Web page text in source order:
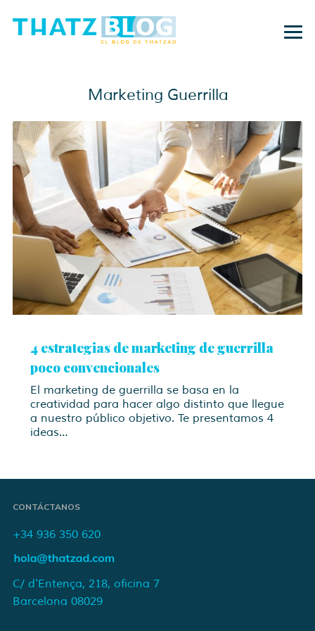
Marketing Guerrilla
4 estrategias de marketing de guerrilla
poco convencionales
El marketing de guerrilla se basa en la
creatividad para hacer algo distinto que llegue
a nuestro público objetivo. Te presentamos 4
ideas…
CONTÁCTANOS
+34 936 350 620
C/ d'Entença, 218, oficina 7
Barcelona 08029